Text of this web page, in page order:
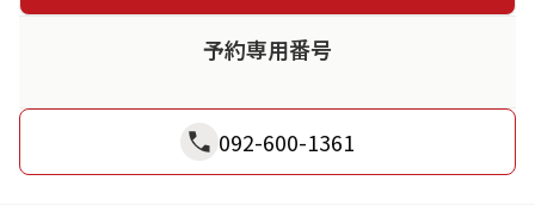
予約専用番号
092-600-1361